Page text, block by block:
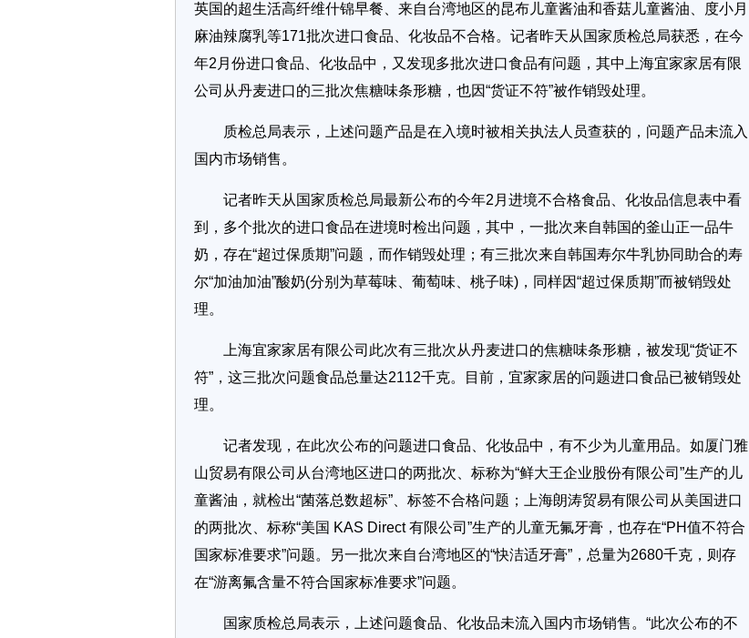
英国的超生活高纤维什锦早餐、来自台湾地区的昆布儿童酱油和香菇儿童酱油、度小月
麻油辣腐乳等171批次进口食品、化妆品不合格。记者昨天从国家质检总局获悉，在今
年2月份进口食品、化妆品中，又发现多批次进口食品有问题，其中上海宜家家居有限
公司从丹麦进口的三批次焦糖味条形糖，也因“货证不符”被作销毁处理。
质检总局表示，上述问题产品是在入境时被相关执法人员查获的，问题产品未流入
国内市场销售。
记者昨天从国家质检总局最新公布的今年2月进境不合格食品、化妆品信息表中看
到，多个批次的进口食品在进境时检出问题，其中，一批次来自韩国的釜山正一品牛
奶，存在“超过保质期”问题，而作销毁处理；有三批次来自韩国寿尔牛乳协同助合的寿
尔“加油加油”酸奶(分别为草莓味、葡萄味、桃子味)，同样因“超过保质期”而被销毁处
理。
上海宜家家居有限公司此次有三批次从丹麦进口的焦糖味条形糖，被发现“货证不
符”，这三批次问题食品总量达2112千克。目前，宜家家居的问题进口食品已被销毁处
理。
记者发现，在此次公布的问题进口食品、化妆品中，有不少为儿童用品。如厦门雅
山贸易有限公司从台湾地区进口的两批次、标称为“鲜大王企业股份有限公司”生产的儿
童酱油，就检出“菌落总数超标”、标签不合格问题；上海朗涛贸易有限公司从美国进口
的两批次、标称“美国 KAS Direct 有限公司”生产的儿童无氟牙膏，也存在“PH值不符合
国家标准要求”问题。另一批次来自台湾地区的“快洁适牙膏”，总量为2680千克，则存
在“游离氟含量不符合国家标准要求”问题。
国家质检总局表示，上述问题食品、化妆品未流入国内市场销售。“此次公布的不